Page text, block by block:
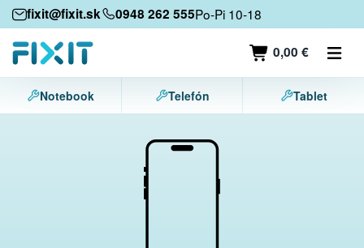
fixit@fixit.sk 0948 262 555Po-Pi 10-18
0,00 €
Mobilné zariadenia
Mobilné telefóny
Tablety
Notebook Telefón Tablet